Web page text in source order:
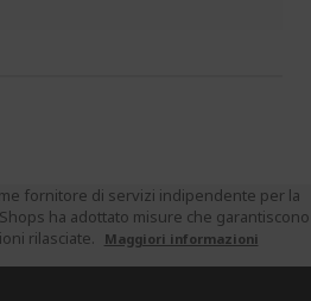
fornitore di servizi indipendente per la
ha adottato misure che garantiscono
rilasciate.
Maggiori informazioni